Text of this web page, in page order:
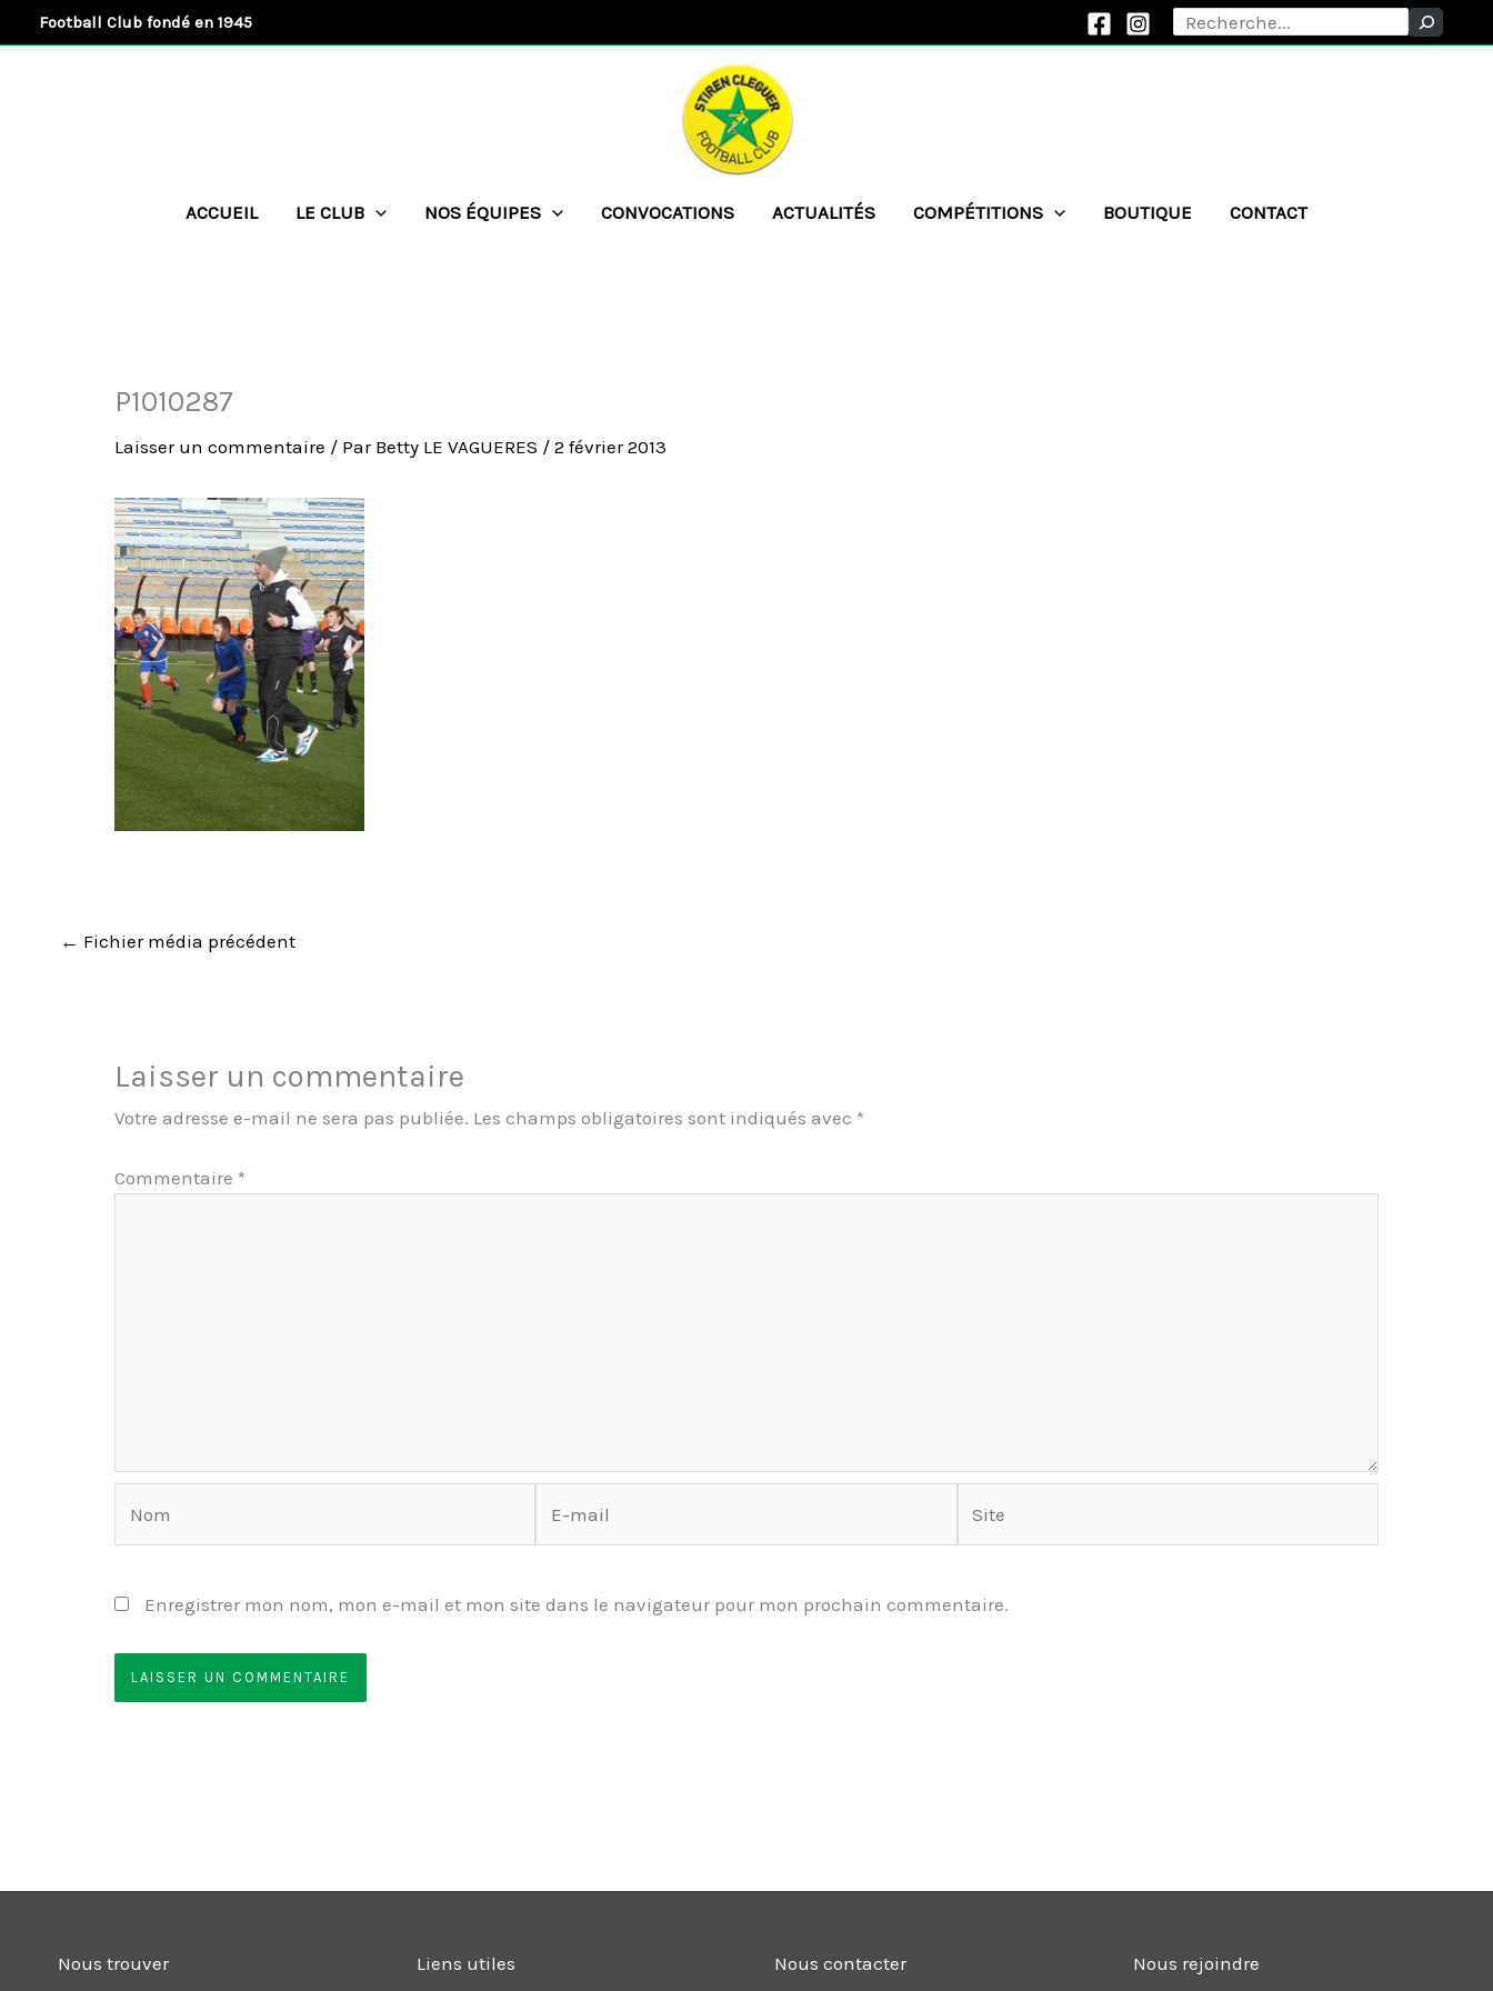
au
Football Club fondé en 1945 Rechercher
ACCUEIL LE CLUB NOS ÉQUIPES CONVOCATIONS ACTUALITÉS COMPÉTITIONS BOUTIQUE CONTACT
P1010287
Laisser un commentaire / Par Betty LE VAGUERES / 2 février 2013
← Fichier média précédent
Laisser un commentaire
Votre adresse e-mail ne sera pas publiée. Les champs obligatoires sont indiqués avec *
Commentaire *
Enregistrer mon nom, mon e-mail et mon site dans le navigateur pour mon prochain commentaire.
Nous trouver Liens utiles Nous contacter Nous rejoindre